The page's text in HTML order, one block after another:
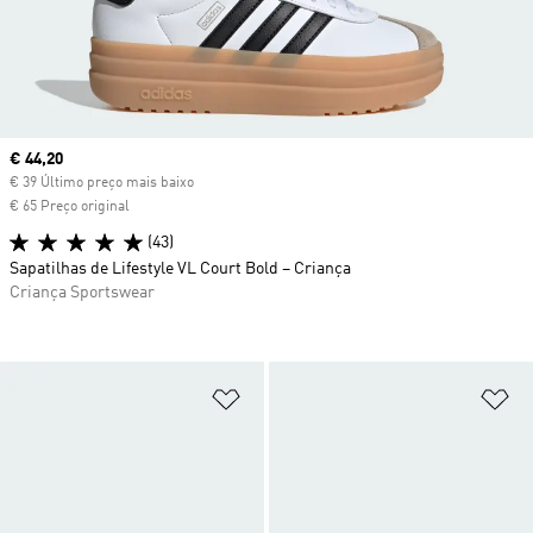
Current price
€ 44,20
€ 39 Último preço mais baixo
€ 65 Preço original
(43)
Sapatilhas de Lifestyle VL Court Bold – Criança
Criança Sportswear